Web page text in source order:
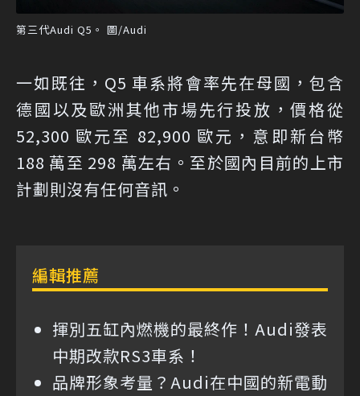
第三代Audi Q5。 圖/Audi
一如既往，Q5 車系將會率先在母國，包含
德國以及歐洲其他市場先行投放，價格從
52,300 歐元至 82,900 歐元，意即新台幣
188 萬至 298 萬左右。至於國內目前的上市
計劃則沒有任何音訊。
編輯推薦
揮別五缸內燃機的最終作！Audi發表
中期改款RS3車系！
品牌形象考量？Audi在中國的新電動